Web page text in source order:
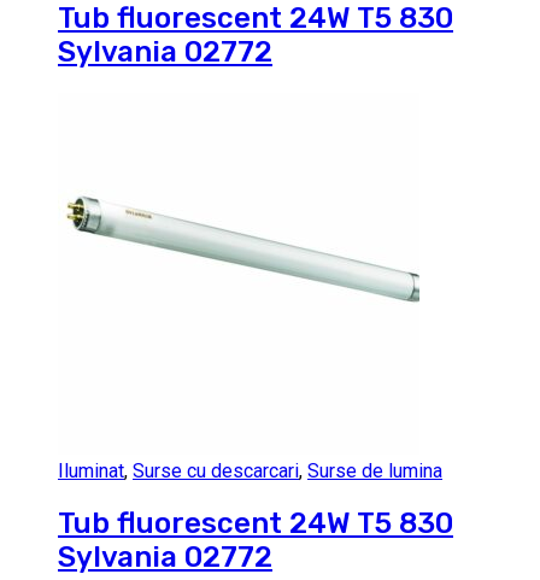
Tub fluorescent 24W T5 830
Sylvania 02772
Iluminat, Surse cu descarcari, Surse de lumina
Tub fluorescent 24W T5 830
Sylvania 02772